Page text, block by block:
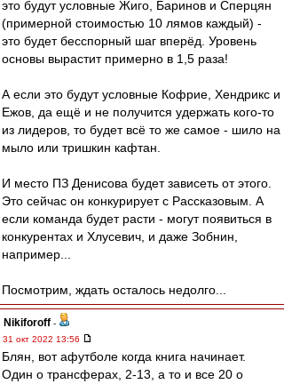
это будут условные Жиго, Баринов и Сперцян
(примерной стоимостью 10 лямов каждый) -
это будет бесспорный шаг вперёд. Уровень
основы вырастит примерно в 1,5 раза!
А если это будут условные Кофрие, Хендрикс и
Ежов, да ещё и не получится удержать кого-то
из лидеров, то будет всё то же самое - шило на
мыло или тришкин кафтан.
И место ПЗ Денисова будет зависеть от этого.
Это сейчас он конкурирует с Рассказовым. А
если команда будет расти - могут появиться в
конкурентах и Хлусевич, и даже Зобнин,
например...
Посмотрим, ждать осталось недолго...
Nikiforoff -
31 окт 2022 13:56
Блян, вот афутболе когда книга начинает.
Один о трансферах, 2-13, а то и все 20 о